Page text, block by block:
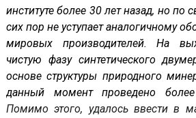
институте более 30 лет назад, но по
сих пор не уступает аналогичному
мировых производителей. На
чистую фазу синтетического
основе структуры природного
данный момент проведено более
Помимо этого, удалось ввести в